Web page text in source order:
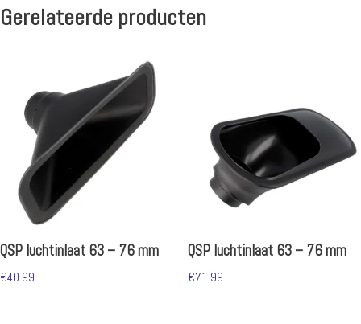
Gerelateerde producten
QSP luchtinlaat 63 – 76 mm
€40.99
QSP luchtinlaat 63 – 76 mm
€71.99